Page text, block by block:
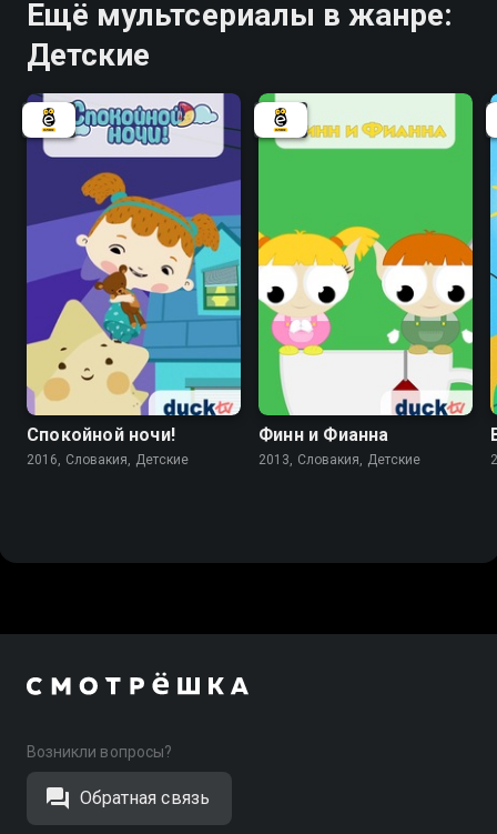
Ещё мультсериалы в жанре:
Детские
Спокойной ночи!
2016, Словакия, Детские
Финн и Фианна
2013, Словакия, Детские
Возникли вопросы?
Обратная связь